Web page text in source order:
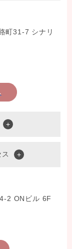
町31-7 シナリ
2 ONビル 6F